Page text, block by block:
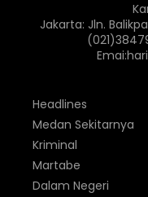
Jakarta: Jln.
Headlines
Medan Sekitarnya
Kriminal
Martabe
Dalam Negeri